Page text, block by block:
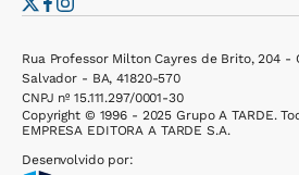
Rua Professor Milton Cayres de Brito, 204 -
Salvador - BA, 41820-570
CNPJ nº 15.111.297/0001-30
Copyright © 1996 - 2025 Grupo A TARDE.
EMPRESA EDITORA A TARDE S.A.
Desenvolvido por: